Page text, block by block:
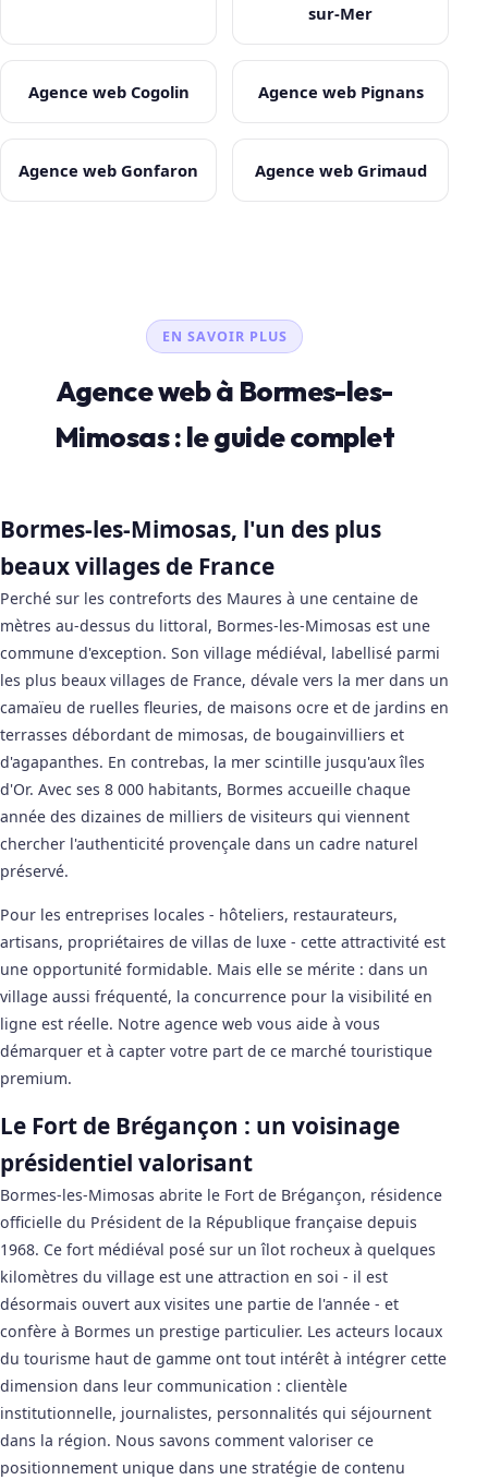
sur-Mer
Agence web Cogolin Agence web Pignans
Agence web Gonfaron Agence web Grimaud
EN SAVOIR PLUS
Agence web à Bormes-les-
Mimosas : le guide complet
Bormes-les-Mimosas, l'un des plus
beaux villages de France
Perché sur les contreforts des Maures à une centaine de
mètres au-dessus du littoral, Bormes-les-Mimosas est une
commune d'exception. Son village médiéval, labellisé parmi
les plus beaux villages de France, dévale vers la mer dans un
camaïeu de ruelles fleuries, de maisons ocre et de jardins en
terrasses débordant de mimosas, de bougainvilliers et
d'agapanthes. En contrebas, la mer scintille jusqu'aux îles
d'Or. Avec ses 8 000 habitants, Bormes accueille chaque
année des dizaines de milliers de visiteurs qui viennent
chercher l'authenticité provençale dans un cadre naturel
préservé.
Pour les entreprises locales - hôteliers, restaurateurs,
artisans, propriétaires de villas de luxe - cette attractivité est
une opportunité formidable. Mais elle se mérite : dans un
village aussi fréquenté, la concurrence pour la visibilité en
ligne est réelle. Notre agence web vous aide à vous
démarquer et à capter votre part de ce marché touristique
premium.
Le Fort de Brégançon : un voisinage
présidentiel valorisant
Bormes-les-Mimosas abrite le Fort de Brégançon, résidence
officielle du Président de la République française depuis
1968. Ce fort médiéval posé sur un îlot rocheux à quelques
kilomètres du village est une attraction en soi - il est
désormais ouvert aux visites une partie de l'année - et
confère à Bormes un prestige particulier. Les acteurs locaux
du tourisme haut de gamme ont tout intérêt à intégrer cette
dimension dans leur communication : clientèle
institutionnelle, journalistes, personnalités qui séjournent
dans la région. Nous savons comment valoriser ce
positionnement unique dans une stratégie de contenu